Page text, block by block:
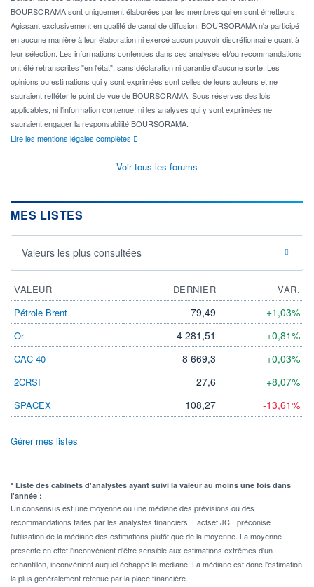
BOURSORAMA sont uniquement élaborées par les membres qui en sont émetteurs.
Agissant exclusivement en qualité de canal de diffusion, BOURSORAMA n'a participé
en aucune manière à leur élaboration ni exercé aucun pouvoir discrétionnaire quant à
leur sélection. Les informations contenues dans ces analyses et/ou recommandations
ont été retranscrites "en l'état", sans déclaration ni garantie d'aucune sorte. Les
opinions ou estimations qui y sont exprimées sont celles de leurs auteurs et ne
sauraient refléter le point de vue de BOURSORAMA. Sous réserves des lois
applicables, ni l'information contenue, ni les analyses qui y sont exprimées ne
sauraient engager la responsabilité BOURSORAMA.
Lire les mentions légales complètes
Voir tous les forums
MES LISTES
Valeurs les plus consultées
VALEUR DERNIER
VAR.
Pétrole Brent
79,49 +1,03%
Or 4 281,51 +0,81%
CAC 40 8 669,3 +0,03%
2CRSI 27,6 +8,07%
SPACEX 108,27 -13,61%
Gérer mes listes
* Liste des cabinets d'analystes ayant suivi la valeur au moins une fois dans
l'année :
Un consensus est une moyenne ou une médiane des prévisions ou des
recommandations faites par les analystes financiers. Factset JCF préconise
l'utilisation de la médiane des estimations plutôt que de la moyenne. La moyenne
présente en effet l'inconvénient d'être sensible aux estimations extrêmes d'un
échantillon, inconvénient auquel échappe la médiane. La médiane est donc l'estimation
la plus généralement retenue par la place financière.